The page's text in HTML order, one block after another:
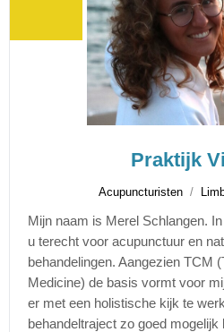
Praktijk
Acupuncturisten
Mijn naam is Merel Schlangen.
u terecht voor acupunctuur en
behandelingen. Aangezien TCM
Medicine) de basis vormt voor
er met een holistische kijk te
behandeltraject zo goed